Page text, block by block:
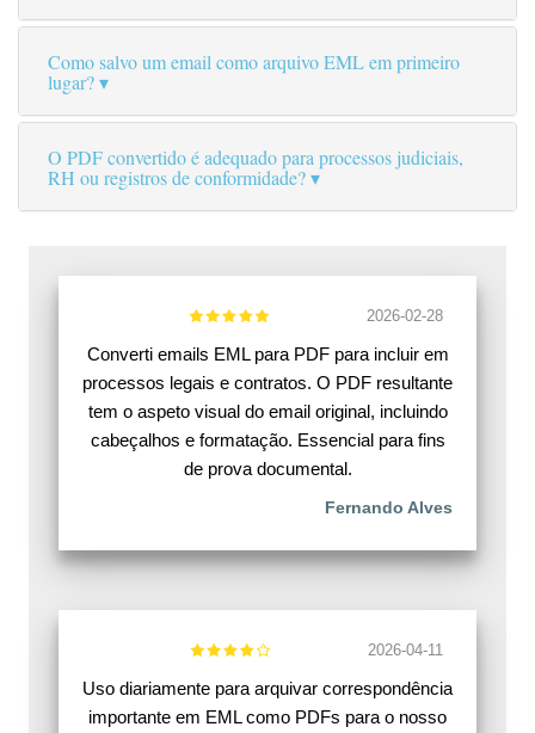
Como salvo um email como arquivo EML em primeiro
lugar?
O PDF convertido é adequado para processos judiciais,
RH ou registros de conformidade?
2026-02-28
Converti emails EML para PDF para incluir em
processos legais e contratos. O PDF resultante
tem o aspeto visual do email original, incluindo
cabeçalhos e formatação. Essencial para fins
de prova documental.
Fernando Alves
2026-04-11
Uso diariamente para arquivar correspondência
importante em EML como PDFs para o nosso